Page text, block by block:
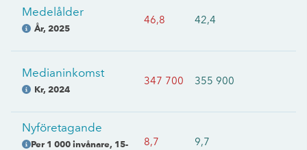
Medelålder
År, 2025
46,8 42,4
Medianinkomst
Kr, 2024
347 700 355 900
Nyföretagande
Per 1 000 invånare, 15-
8,7 9,7